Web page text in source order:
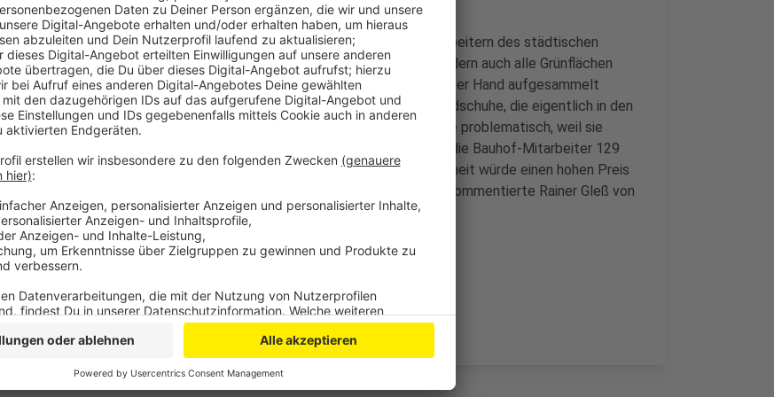
Denn ansonsten blieben die Aufräumarbeiten immer an den Mitarbeitern des städtischen
Bauhofes hängen, die nicht nur alle Mülleimer leeren müssen, sondern auch alle Grünflächen
und Wege saubermachen müssen. Teilweise muss der Müll dann per Hand aufgesammelt
werden, teilte die Stadt mit, darunter auch viele Masken und Handschuhe, die eigentlich in den
Restmüll gehören. Insbesondere in den Siegauen seien die Abfälle problematisch, weil sie
unter Landschaftsschutz stehen. Im vergangenen Jahr mussten die Bauhof-Mitarbeiter 129
Tonnen Müll entsorgen, das kostete 440.000 Euro. Die Allgemeinheit würde einen hohen Preis
für die Bequemlichkeit und Sorglosigkeit einiger weniger zahlen, kommentierte Rainer Gleß von
der Stadt Sankt Augustin die Müllberge.
DG